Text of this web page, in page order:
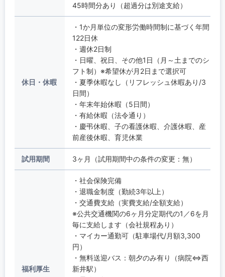
45時間分あり（超過分は別途支給）
休日・休暇
・1か月単位の変形労働時間制に基づく年間
122日休
・週休2日制
・日曜、祝日、その他1日（月～土までのシ
フト制）※希望休が月2日まで選択可
・夏季休暇なし（リフレッシュ休暇あり/3
日間）
・年末年始休暇（5日間）
・有給休暇（法令通り）
・慶弔休暇、子の看護休暇、介護休暇、産
前産後休暇、育児休業
試用期間 3ヶ月（試用期間中の条件の変更：無）
福利厚生
・社会保険完備
・退職金制度（勤続3年以上）
・交通費支給（実費支給/全額支給）
※公共交通機関の6ヶ月分定期代の1／6を月
毎に支給します（会社規程あり）
・マイカー通勤可（駐車場代/月額3,300
円）
・無料送迎バス：朝夕のみ有り（病院⇔西
新井駅）